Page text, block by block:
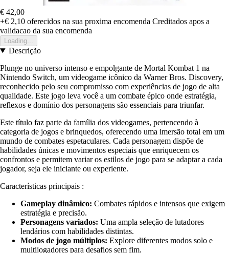
€ 42,00
+€ 2,10 oferecidos na sua proxima encomenda Creditados apos a
validacao da sua encomenda
Loading...
Descrição
Plunge no universo intenso e empolgante de Mortal Kombat 1 na
Nintendo Switch, um videogame icônico da Warner Bros. Discovery,
reconhecido pelo seu compromisso com experiências de jogo de alta
qualidade. Este jogo leva você a um combate épico onde estratégia,
reflexos e domínio dos personagens são essenciais para triunfar.
Este título faz parte da família dos videogames, pertencendo à
categoria de jogos e brinquedos, oferecendo uma imersão total em um
mundo de combates espetaculares. Cada personagem dispõe de
habilidades únicas e movimentos especiais que enriquecem os
confrontos e permitem variar os estilos de jogo para se adaptar a cada
jogador, seja ele iniciante ou experiente.
Características principais :
Gameplay dinâmico: Combates rápidos e intensos que exigem
estratégia e precisão.
Personagens variados: Uma ampla seleção de lutadores
lendários com habilidades distintas.
Modos de jogo múltiplos: Explore diferentes modos solo e
multijogadores para desafios sem fim.